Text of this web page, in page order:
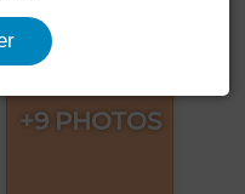
+9 PHOTOS